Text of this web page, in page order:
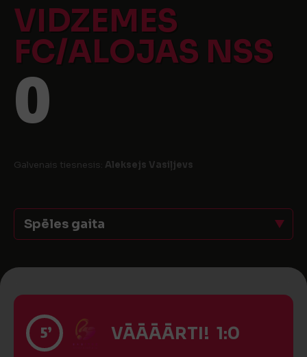
VIDZEMES
FC/ALOJAS NSS
0
Galvenais tiesnesis: Aleksejs Vasiļjevs
Spēles gaita
5’ VĀĀĀĀRTI! 1:0